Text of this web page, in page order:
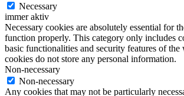
Necessary
immer aktiv
Necessary cookies are absolutely essential for
function properly. This category only includes
basic functionalities and security features of the
cookies do not store any personal information.
Non-necessary
Non-necessary
Any cookies that may not be particularly